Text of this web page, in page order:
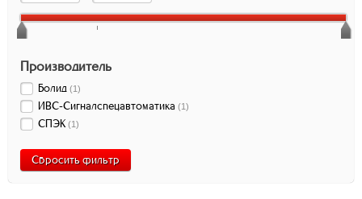
Производитель
Болид (1)
ИВС-Сигналспецавтоматика (1)
СПЭК (1)
Сбросить фильтр